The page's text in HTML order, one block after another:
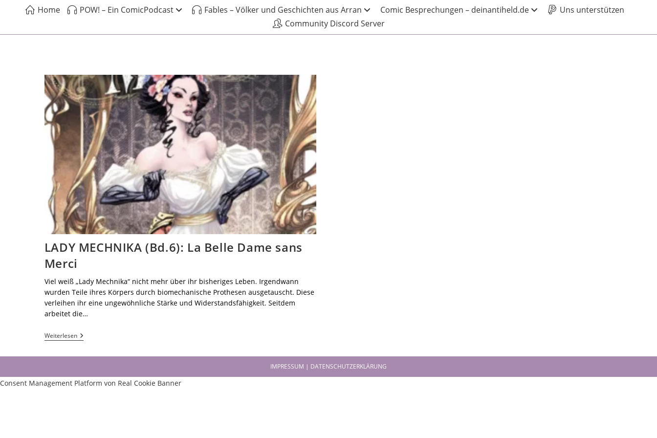
Home POW! – Ein ComicPodcast Fables – Völker und Geschichten aus Arran Comic Besprechungen – deinantiheld.de
Uns unterstützen
Community Discord Server
LADY MECHNIKA (Bd.6): La Belle Dame sans
Merci
Viel weiß „Lady Mechnika“ nicht mehr über ihr bisheriges Leben. Irgendwann
wurden Teile ihres Körpers durch biomechanische Prothesen ausgetauscht. Diese
verleihen ihr eine ungewöhnliche Stärke und Widerstandsfähigkeit. Seitdem
arbeitet die…
Weiterlesen
IMPRESSUM | DATENSCHUTZERKLÄRUNG
Consent Management Platform von Real Cookie Banner